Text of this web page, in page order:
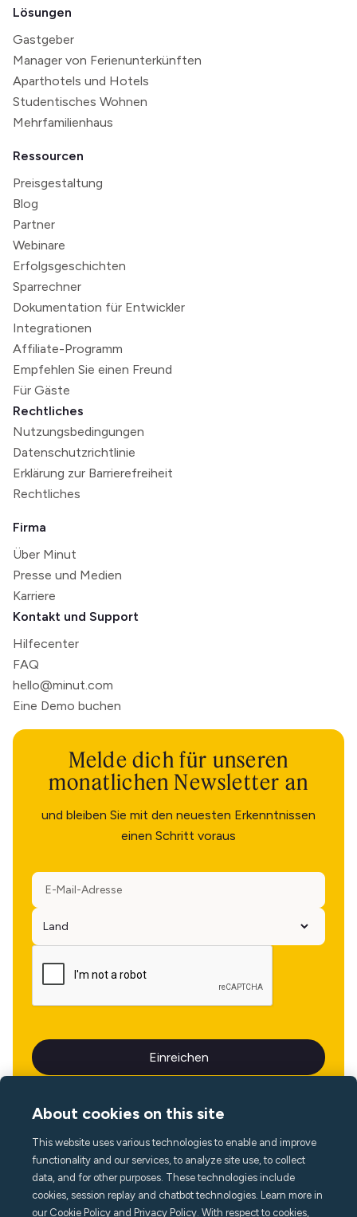
Lösungen
Gastgeber
Manager von Ferienunterkünften
Aparthotels und Hotels
Studentisches Wohnen
Mehrfamilienhaus
Ressourcen
Preisgestaltung
Blog
Partner
Webinare
Erfolgsgeschichten
Sparrechner
Dokumentation für Entwickler
Integrationen
Affiliate-Programm
Empfehlen Sie einen Freund
Für Gäste
Rechtliches
Nutzungsbedingungen
Datenschutzrichtlinie
Erklärung zur Barrierefreiheit
Rechtliches
Firma
Über Minut
Presse und Medien
Karriere
Kontakt und Support
Hilfecenter
FAQ
hello@minut.com
Eine Demo buchen
Melde dich für unseren
monatlichen Newsletter an
und bleiben Sie mit den neuesten Erkenntnissen
einen Schritt voraus
Sprache
About cookies on this site
This website uses various technologies to enable and improve
functionality and our services, to analyze site use, to collect
data, and for other purposes. These technologies include
cookies, session replay and chatbot technologies. Learn more in
our Cookie Policy and Privacy Policy. With respect to cookies,